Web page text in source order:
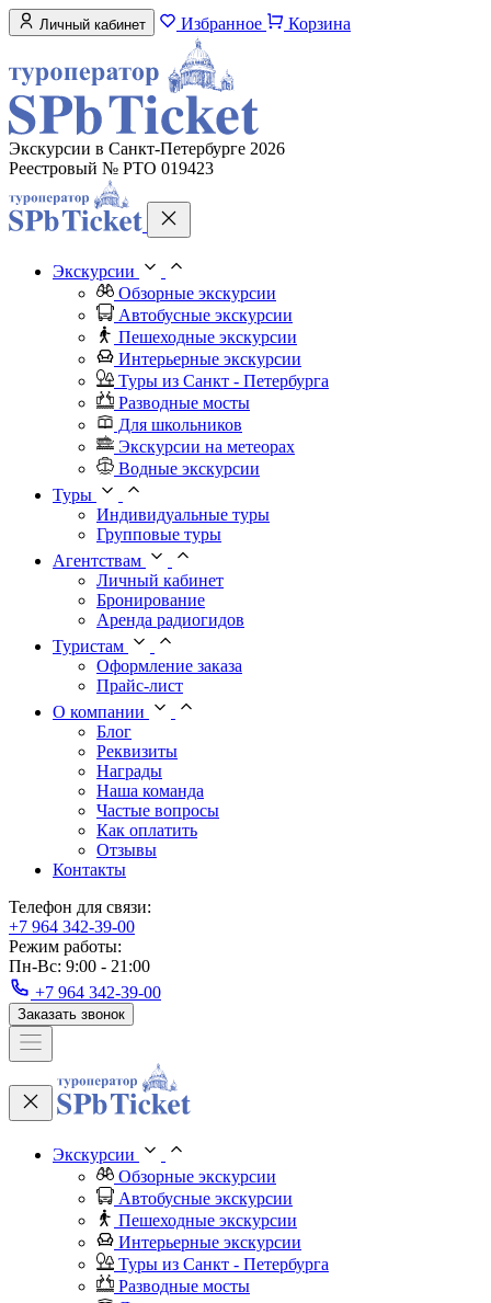
Личный кабинет Избранное Корзина
Экскурсии в Санкт-Петербурге 2026
Реестровый № РТО 019423
Экскурсии
Обзорные экскурсии
Автобусные экскурсии
Пешеходные экскурсии
Интерьерные экскурсии
Туры из Санкт - Петербурга
Разводные мосты
Для школьников
Экскурсии на метеорах
Водные экскурсии
Туры
Индивидуальные туры
Групповые туры
Агентствам
Личный кабинет
Бронирование
Аренда радиогидов
Туристам
Оформление заказа
Прайс-лист
О компании
Блог
Реквизиты
Награды
Наша команда
Частые вопросы
Как оплатить
Отзывы
Контакты
Телефон для связи:
+7 964 342-39-00
Режим работы:
Пн-Вс: 9:00 - 21:00
+7 964 342-39-00
Заказать звонок
Экскурсии
Обзорные экскурсии
Автобусные экскурсии
Пешеходные экскурсии
Интерьерные экскурсии
Туры из Санкт - Петербурга
Разводные мосты